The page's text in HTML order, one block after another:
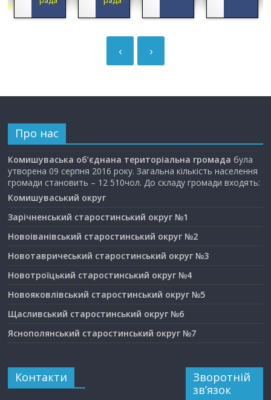
›
‹
Про нас
Комишуваська об’єднана територіальна громада була
утворена 09 серпня 2016 року. Загальна кількість населення
громади становить – 12 510чол. До складу громади входять:
Комишуваський округ
Зарічненський старостинський округ №1
Новоіванівський старостинський округ №2
Новотавричеський старостинський округ №3
Новотроїцький старостинський округ №4
Новояковлівський старостинський округ №5
Щасливський старостинський округ №6
Яснополянський старостинський округ №7
Контакти
Зворотній
зв’язок